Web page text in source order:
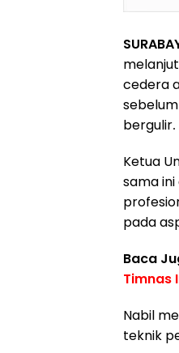
cedera
bergulir.
Ketua
sama
pada
Baca
Timnas
Nabil
teknik